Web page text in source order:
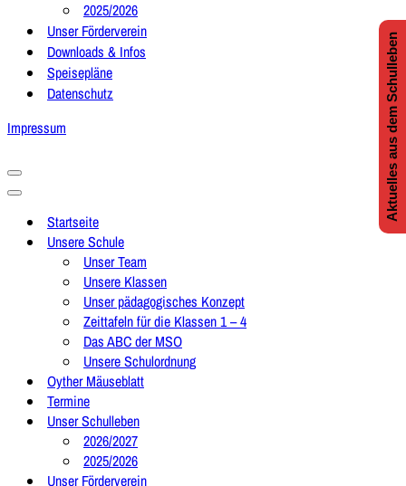
2025/2026
Unser Förderverein
Downloads & Infos
Speisepläne
Datenschutz
Impressum
Navigationsmenü
Navigationsmenü
Startseite
Unsere Schule
Unser Team
Unsere Klassen
Unser pädagogisches Konzept
Zeittafeln für die Klassen 1 – 4
Das ABC der MSO
Unsere Schulordnung
Oyther Mäuseblatt
Termine
Unser Schulleben
2026/2027
2025/2026
Unser Förderverein
Aktuelles aus dem Schulleben